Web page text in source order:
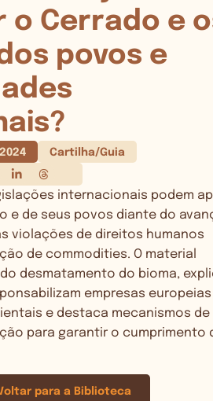
o Cerrado e
povos e
Cartilha/Guia
internacionais podem
e de seus povos diante do
violações de direitos humanos
de commodities. O material
desmatamento do bioma,
empresas
e destaca mecanismos de
para garantir o cumprimento
para a Biblioteca